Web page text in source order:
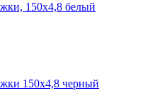
150х4,8 белый
150х4,8 черный